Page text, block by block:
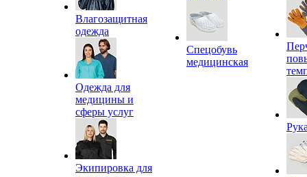
Влагозащитная
одежда
Одежда для
медицины и
сферы услуг
Экипировка для
Спецобувь
медицинская